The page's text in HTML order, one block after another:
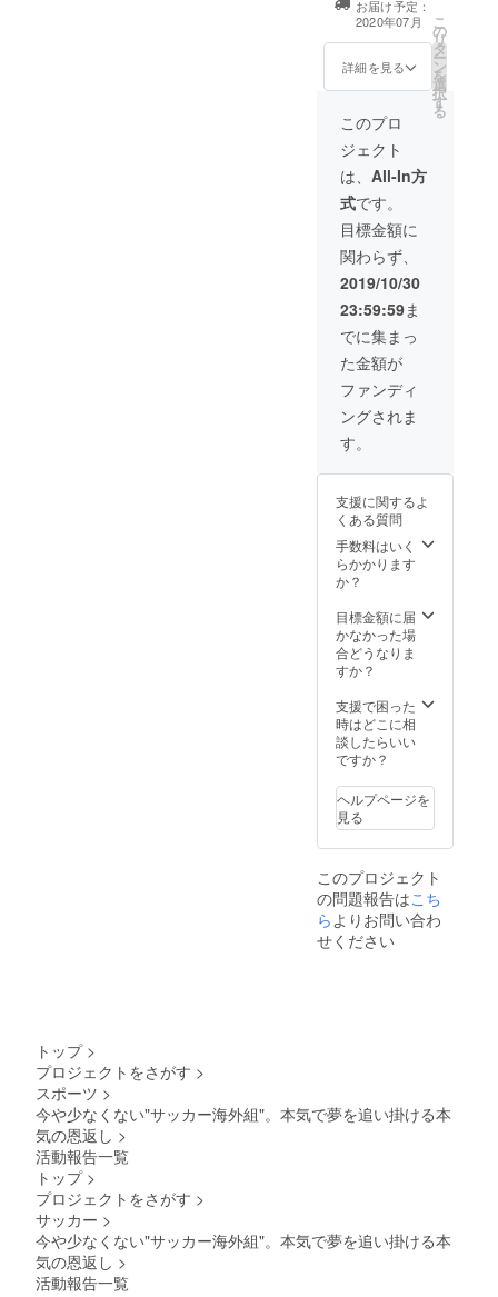
限る）
渡しに伺いま
す。カぺレン
（※SC kapellen
Erft所属中）に
ジアム売店での
本場ドイツビー
ル１杯を提供。
また、試合前日
（または後日）
に観光案内を担
当します。
お届け予定：
2020年07月
詳細を見る
こ
の
リ
タ
ー
ン
を
選
択
す
る
このプロ
ジェクト
は、 All-In方
式です。
目標金額に
関わらず、
2019/10/30
23:59:59ま
でに集まっ
た金額が
ファンディ
ングされま
す。
支援に関するよ
くある質問
手数料はいく
らかかります
か？
目標金額に届
かなかった場
合どうなりま
すか？
支援で困った
時はどこに相
談したらいい
ですか？
ヘルプページを
見る
このプロジェクト
の問題報告はこち
らよりお問い合わ
せください
トップ >
プロジェクトをさがす >
スポーツ >
今や少なくない"サッカー海外組"。本気で夢を追い掛ける本
気の恩返し >
活動報告一覧
トップ >
プロジェクトをさがす >
サッカー >
今や少なくない"サッカー海外組"。本気で夢を追い掛ける本
気の恩返し >
活動報告一覧